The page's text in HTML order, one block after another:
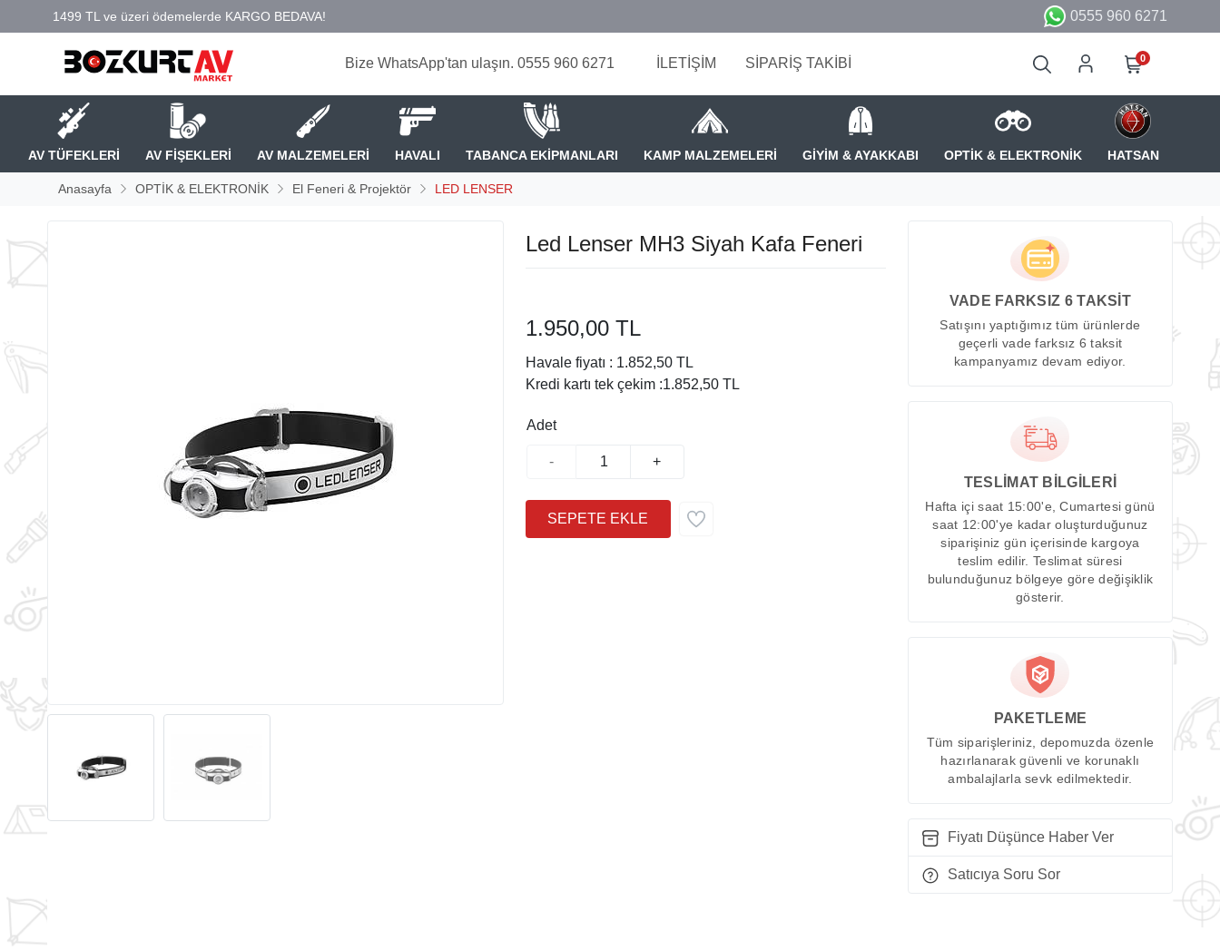
0555 960 6271
Bize WhatsApp'tan ulaşın. 0555 960 6271 İLETİŞİM SİPARİŞ TAKİBİ 0
AV TÜFEKLERİ AV FİŞEKLERİ AV MALZEMELERİ HAVALI TABANCA EKİPMANLARI KAMP MALZEMELERİ GİYİM & AYAKKABI OPTİK & ELEKTRONİK HATSAN
Anasayfa OPTİK & ELEKTRONİK El Feneri & Projektör LED LENSER
Led Lenser MH3 Siyah Kafa Feneri
1.950,00 TL
Havale fiyatı : 1.852,50 TL
Kredi kartı tek çekim :1.852,50 TL
Adet
- +
VADE FARKSIZ 6 TAKSİT
Satışını yaptığımız tüm ürünlerde
geçerli vade farksız 6 taksit
kampanyamız devam ediyor.
TESLİMAT BİLGİLERİ
Hafta içi saat 15:00'e, Cumartesi günü
saat 12:00'ye kadar oluşturduğunuz
siparişiniz gün içerisinde kargoya
teslim edilir. Teslimat süresi
bulunduğunuz bölgeye göre değişiklik
gösterir.
PAKETLEME
Tüm siparişleriniz, depomuzda özenle
hazırlanarak güvenli ve korunaklı
ambalajlarla sevk edilmektedir.
Fiyatı Düşünce Haber Ver
Satıcıya Soru Sor